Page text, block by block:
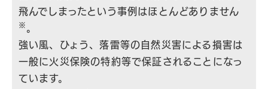
飛んでしまったという事例はほとんどありません
※ 。
強い風、ひょう、落雷等の自然災害による損害は
一般に火災保険の特約等で保証されることになっ
ています。